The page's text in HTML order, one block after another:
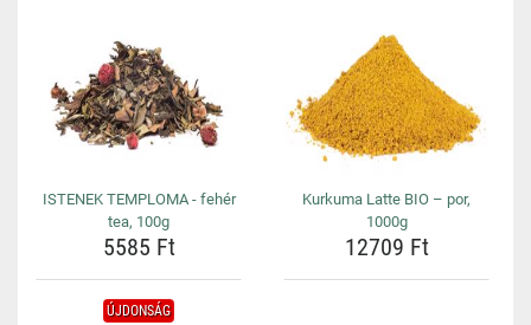
ISTENEK TEMPLOMA - fehér
tea, 100g
5585 Ft
Kurkuma Latte BIO – por,
1000g
12709 Ft
ÚJDONSÁG